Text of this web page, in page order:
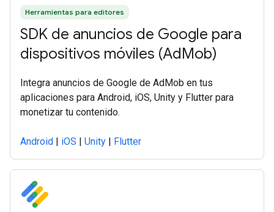
Herramientas para editores
SDK de anuncios de Google para
dispositivos móviles (AdMob)
Integra anuncios de Google de AdMob en tus
aplicaciones para Android, iOS, Unity y Flutter para
monetizar tu contenido.
Android | iOS | Unity | Flutter